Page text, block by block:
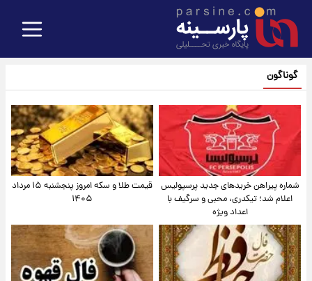
گوناگون
شماره پیراهن خریدهای جدید پرسپولیس
اعلام شد؛ تیکدری، محبی و سرگیف با
اعداد ویژه
قیمت طلا و سکه امروز پنجشنبه ۱۵ مرداد
۱۴۰۵